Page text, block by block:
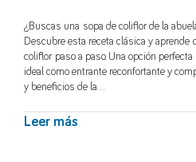
¿Buscas una sopa de coliflor de la
Descubre esta receta clásica y aprende
coliflor paso a paso. Una opción
ideal como entrante reconfortante y
y beneficios de la…
Leer más